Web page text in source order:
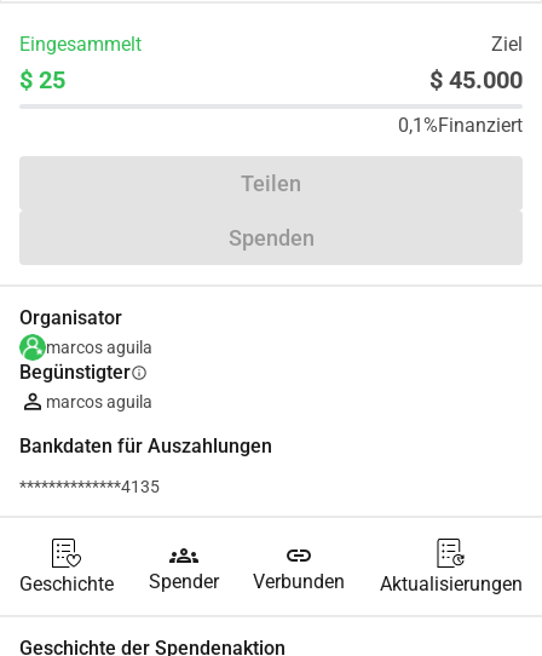
Eingesammelt Ziel
$ 25 $ 45.000
0,1%Finanziert
Teilen
Spenden
Organisator
marcos aguila
Begünstigterinfo
marcos aguila
Bankdaten für Auszahlungen
**************4135
Geschichte
groups
Spender
link
Verbunden Aktualisierungen
Geschichte der Spendenaktion